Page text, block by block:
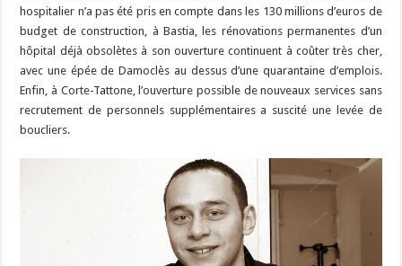
hospitalier n’a pas été pris en compte dans les 130 millions d’euros de
budget de construction, à Bastia, les rénovations permanentes d’un
hôpital déjà obsolètes à son ouverture continuent à coûter très cher,
avec une épée de Damoclès au dessus d’une quarantaine d’emplois.
Enfin, à Corte-Tattone, l’ouverture possible de nouveaux services sans
recrutement de personnels supplémentaires a suscité une levée de
boucliers.